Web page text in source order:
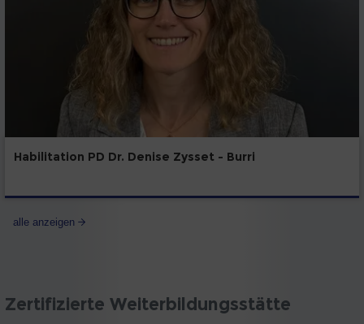
Habilitation PD Dr. Denise Zysset - Burri
alle anzeigen
Zertifizierte Weiterbildungsstätte